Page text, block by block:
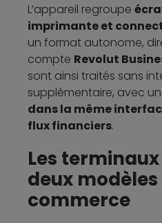
L’appareil regroupe
imprimante et
un format autonome,
compte Revolut
sont ainsi traités sans
supplémentaire, avec un
dans la même
flux financiers.
Les
deux
commerce